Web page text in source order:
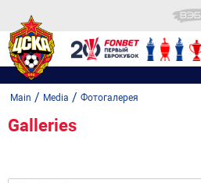
Main / Media / Фотогалерея
Galleries